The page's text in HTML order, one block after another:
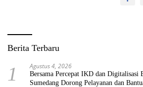
Berita Terbaru
1 Agustus 4, 2026
Bersama Percepat IKD dan Digitalisasi
Sumedang Dorong Pelayanan dan